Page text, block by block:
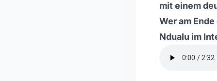
mit einem
Wer am
Ndualu im